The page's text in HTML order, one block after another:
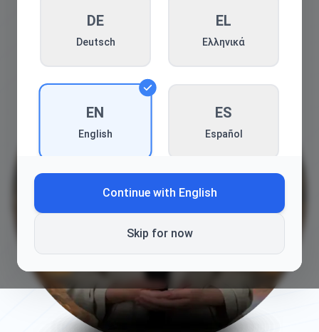
DE
Deutsch
EL
Ελληνικά
EN
English
ES
Español
HI
हिन्दी
HR
Hrvatski
Continue with English
Skip for now